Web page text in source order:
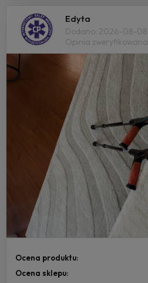
Edyta
Dodano: 2026-08-08
Opinia zweryfikowana
Ocena produktu:
Ocena sklepu: